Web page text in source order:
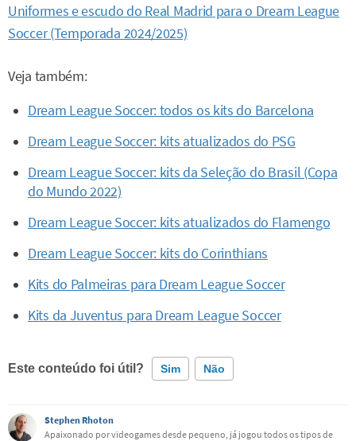
Uniformes e escudo do Real Madrid para o Dream League
Soccer (Temporada 2024/2025)
Veja também:
Dream League Soccer: todos os kits do Barcelona
Dream League Soccer: kits atualizados do PSG
Dream League Soccer: kits da Seleção do Brasil (Copa
do Mundo 2022)
Dream League Soccer: kits atualizados do Flamengo
Dream League Soccer: kits do Corinthians
Kits do Palmeiras para Dream League Soccer
Kits da Juventus para Dream League Soccer
Este conteúdo foi útil? Sim Não
Este conteúdo contém informação incorreta
Stephen Rhoton
Apaixonado por videogames desde pequeno, já jogou todos os tipos de